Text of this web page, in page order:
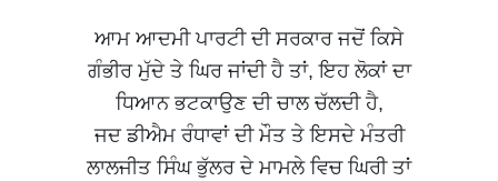
ਆਮ ਆਦਮੀ ਪਾਰਟੀ ਦੀ ਸਰਕਾਰ ਜਦੋਂ ਕਿਸੇ
ਗੰਭੀਰ ਮੁੱਦੇ ਤੇ ਘਿਰ ਜਾਂਦੀ ਹੈ ਤਾਂ, ਇਹ ਲੋਕਾਂ ਦਾ
ਧਿਆਨ ਭਟਕਾਉਣ ਦੀ ਚਾਲ ਚੱਲਦੀ ਹੈ,
ਜਦ ਡੀਐਮ ਰੰਧਾਵਾਂ ਦੀ ਮੌਤ ਤੇ ਇਸਦੇ ਮੰਤਰੀ
ਲਾਲਜੀਤ ਸਿੰਘ ਭੁੱਲਰ ਦੇ ਮਾਮਲੇ ਵਿਚ ਘਿਰੀ ਤਾਂ